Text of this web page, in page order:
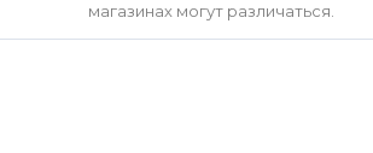
магазинах могут различаться.